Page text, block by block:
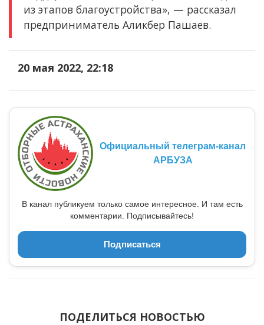
из этапов благоустройства», — рассказал
предприниматель Аликбер Пашаев.
20 мая 2022, 22:18
Официальный телеграм-канал
АРБУЗА
В канал публикуем только самое интересное. И там есть
комментарии. Подписывайтесь!
Подписаться
ПОДЕЛИТЬСЯ НОВОСТЬЮ